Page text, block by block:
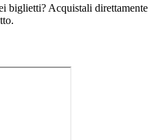
biglietti? Acquistali direttamente